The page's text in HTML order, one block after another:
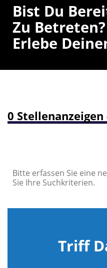
Bist Du
Zu Betreten?
Erlebe
0 Stellenanzeigen
Bitte erfassen Sie eine
Sie Ihre Suchkriterien.
Triff